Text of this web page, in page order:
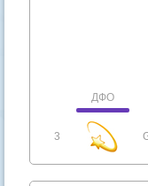
ДФО
3